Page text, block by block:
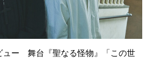
ュー 舞台『聖なる怪物』「この世